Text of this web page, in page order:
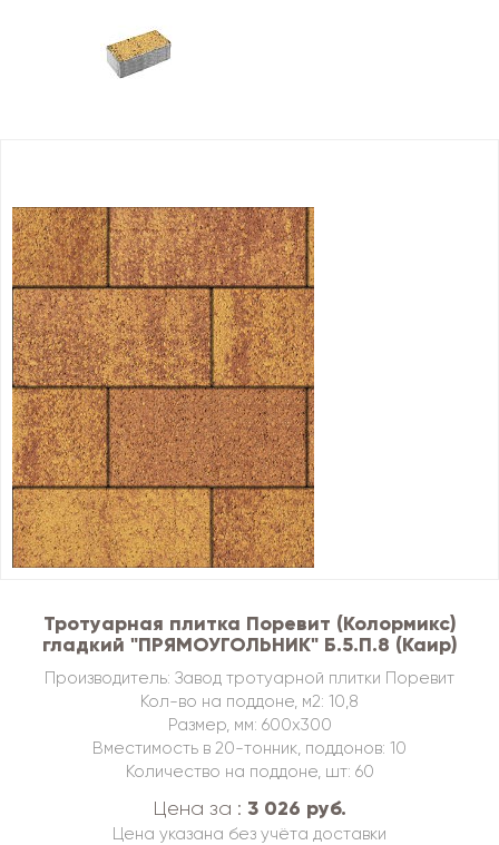
Тротуарная плитка Поревит (Колормикс)
гладкий "ПРЯМОУГОЛЬНИК" Б.5.П.8 (Каир)
Производитель: Завод тротуарной плитки Поревит
Кол-во на поддоне, м2: 10,8
Размер, мм: 600х300
Вместимость в 20-тонник, поддонов: 10
Количество на поддоне, шт: 60
Цена за : 3 026 руб.
Цена указана без учёта доставки